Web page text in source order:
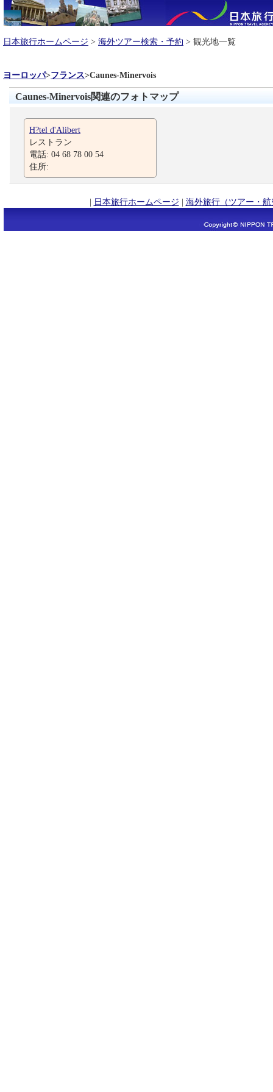
日本旅行ホームページ > 海外ツアー検索・予約 > 観光地一覧
ヨーロッパ>フランス>Caunes-Minervois
Caunes-Minervois関連のフォトマップ
H?tel d'Alibert
レストラン
電話: 04 68 78 00 54
住所:
| 日本旅行ホームページ | 海外旅行（ツアー・航